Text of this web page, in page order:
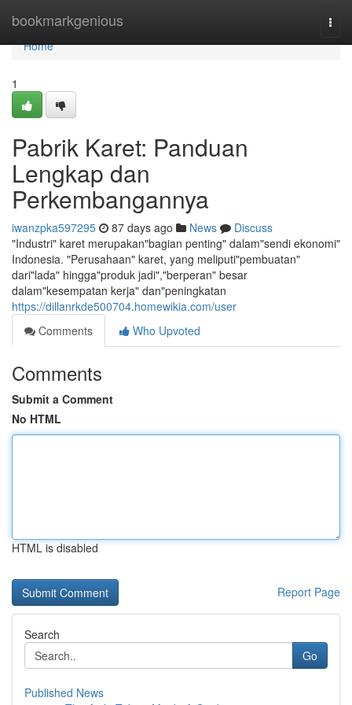
bookmarkgenious
Home
Home
1
Pabrik Karet: Panduan
Lengkap dan
Perkembangannya
iwanzpka597295 87 days ago News
Discuss
"Industri" karet merupakan"bagian penting" dalam"sendi ekonomi"
Indonesia. "Perusahaan" karet, yang meliputi"pembuatan"
dari"lada" hingga"produk jadi","berperan" besar
dalam"kesempatan kerja" dan"peningkatan
https://dillanrkde500704.homewikia.com/user
Comments
Who Upvoted
Comments
Submit a Comment
No HTML
HTML is disabled
Report Page
Search
Go
Published News